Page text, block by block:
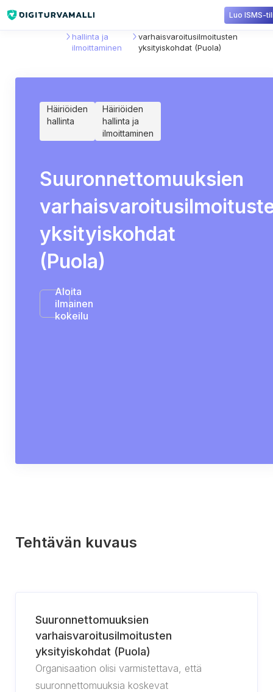
Luo ISMS-
hallinta ja
ilmoittaminen
varhaisvaroitusilmoitusten
yksityiskohdat (Puola)
Häiriöiden
hallinta
Häiriöiden
hallinta ja
ilmoittaminen
Suuronnettomuuksien
yksityiskohdat
(Puola)
Aloita
ilmainen
kokeilu
Tehtävän kuvaus
Suuronnettomuuksien
varhaisvaroitusilmoitusten
yksityiskohdat (Puola)
Organisaation olisi varmistettava, että
suuronnettomuuksia koskevat